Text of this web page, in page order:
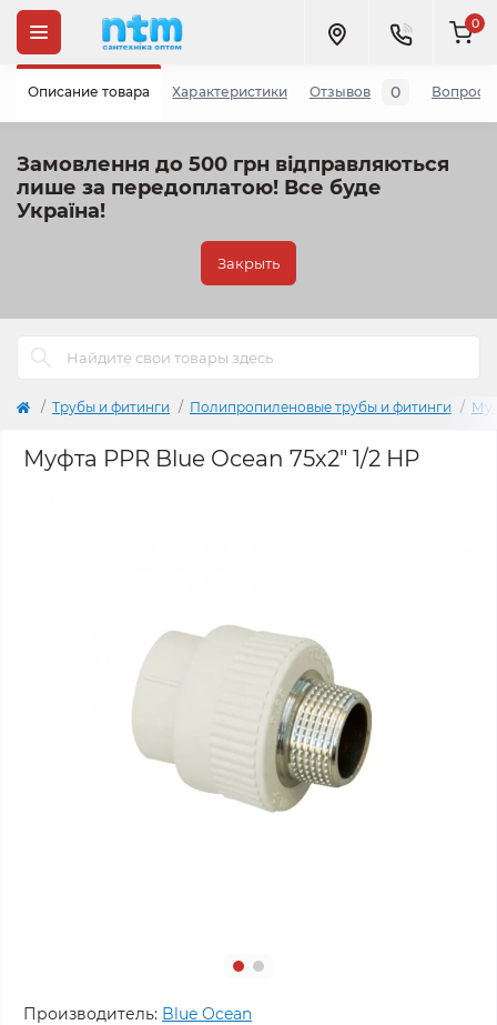
Замовлення до 500 грн відправляються
лише за передоплатою! Все буде
Україна!
Закрыть
0
Трубы и фитинги Полипропиленовые трубы и фитинги
Муфта PPR Blue Ocean 75х2" 1/2 НР
Производитель: Blue Ocean
Описание товара Характеристики Отзывов 0 Вопросы